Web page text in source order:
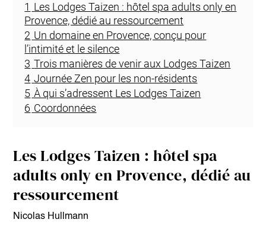
1 Les Lodges Taizen : hôtel spa adults only en
Provence, dédié au ressourcement
2 Un domaine en Provence, conçu pour
l’intimité et le silence
3 Trois manières de venir aux Lodges Taizen
4 Journée Zen pour les non-résidents
5 À qui s’adressent Les Lodges Taizen
6 Coordonnées
Les Lodges Taizen : hôtel spa
adults only en Provence, dédié au
ressourcement
Nicolas Hullmann